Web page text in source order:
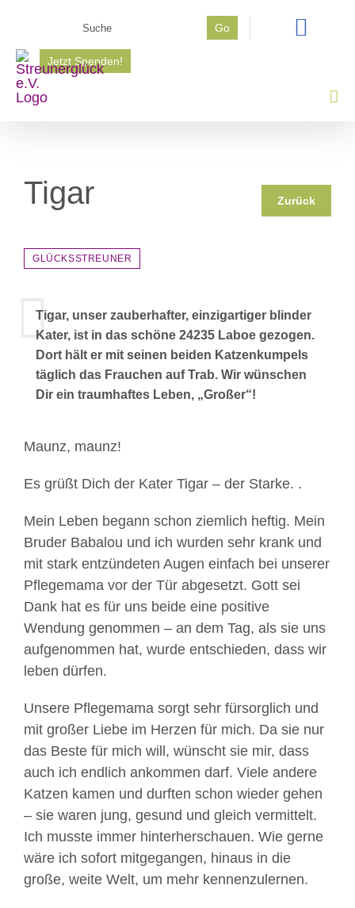
springen
Go
Jetzt Spenden!
Tigar Zurück
GLÜCKSSTREUNER
Tigar, unser zauberhafter, einzigartiger blinder
Kater, ist in das schöne 24235 Laboe gezogen.
Dort hält er mit seinen beiden Katzenkumpels
täglich das Frauchen auf Trab. Wir wünschen
Dir ein traumhaftes Leben, „Großer“!
Maunz, maunz!
Es grüßt Dich der Kater Tigar – der Starke. .
Mein Leben begann schon ziemlich heftig. Mein
Bruder Babalou und ich wurden sehr krank und
mit stark entzündeten Augen einfach bei unserer
Pflegemama vor der Tür abgesetzt. Gott sei
Dank hat es für uns beide eine positive
Wendung genommen – an dem Tag, als sie uns
aufgenommen hat, wurde entschieden, dass wir
leben dürfen.
Unsere Pflegemama sorgt sehr fürsorglich und
mit großer Liebe im Herzen für mich. Da sie nur
das Beste für mich will, wünscht sie mir, dass
auch ich endlich ankommen darf. Viele andere
Katzen kamen und durften schon wieder gehen
– sie waren jung, gesund und gleich vermittelt.
Ich musste immer hinterherschauen. Wie gerne
wäre ich sofort mitgegangen, hinaus in die
große, weite Welt, um mehr kennenzulernen.